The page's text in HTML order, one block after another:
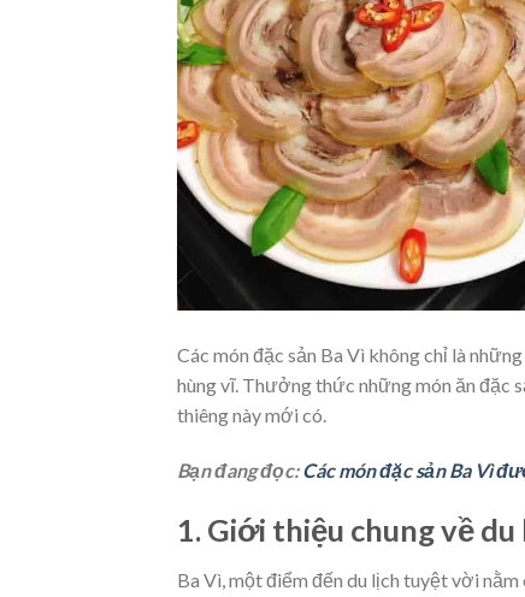
Các món đặc sản Ba Vì không chỉ là
hùng vĩ. Thưởng thức những món ăn đặc
thiêng này mới có.
Bạn đang đọc:Các món đặc sản Ba Vì
1. Giới thiệu chung về du
Ba Vì, một điểm đến du lịch tuyệt vời